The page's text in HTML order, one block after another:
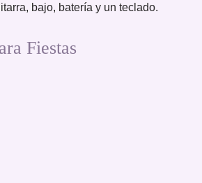
bajo, batería y un teclado.
Fiestas